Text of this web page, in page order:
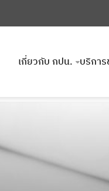
เกี่ยวกับ กปน. บริกา